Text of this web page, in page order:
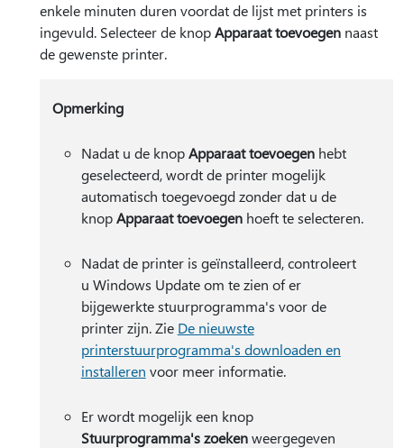
enkele minuten duren voordat de lijst met printers is
ingevuld. Selecteer de knopApparaat toevoegen naast
de gewenste printer.
Opmerking
Nadat u de knopApparaat toevoegenhebt
geselecteerd, wordt de printer mogelijk
automatisch toegevoegd zonder dat u de
knopApparaat toevoegenhoeft te selecteren.
Nadat de printer is geïnstalleerd, controleert
u Windows Update om te zien of er
bijgewerkte stuurprogramma's voor de
printer zijn. Zie De nieuwste
printerstuurprogramma's downloaden en
installeren voor meer informatie.
Er wordt mogelijk een knop
Stuurprogramma's zoekenweergegeven